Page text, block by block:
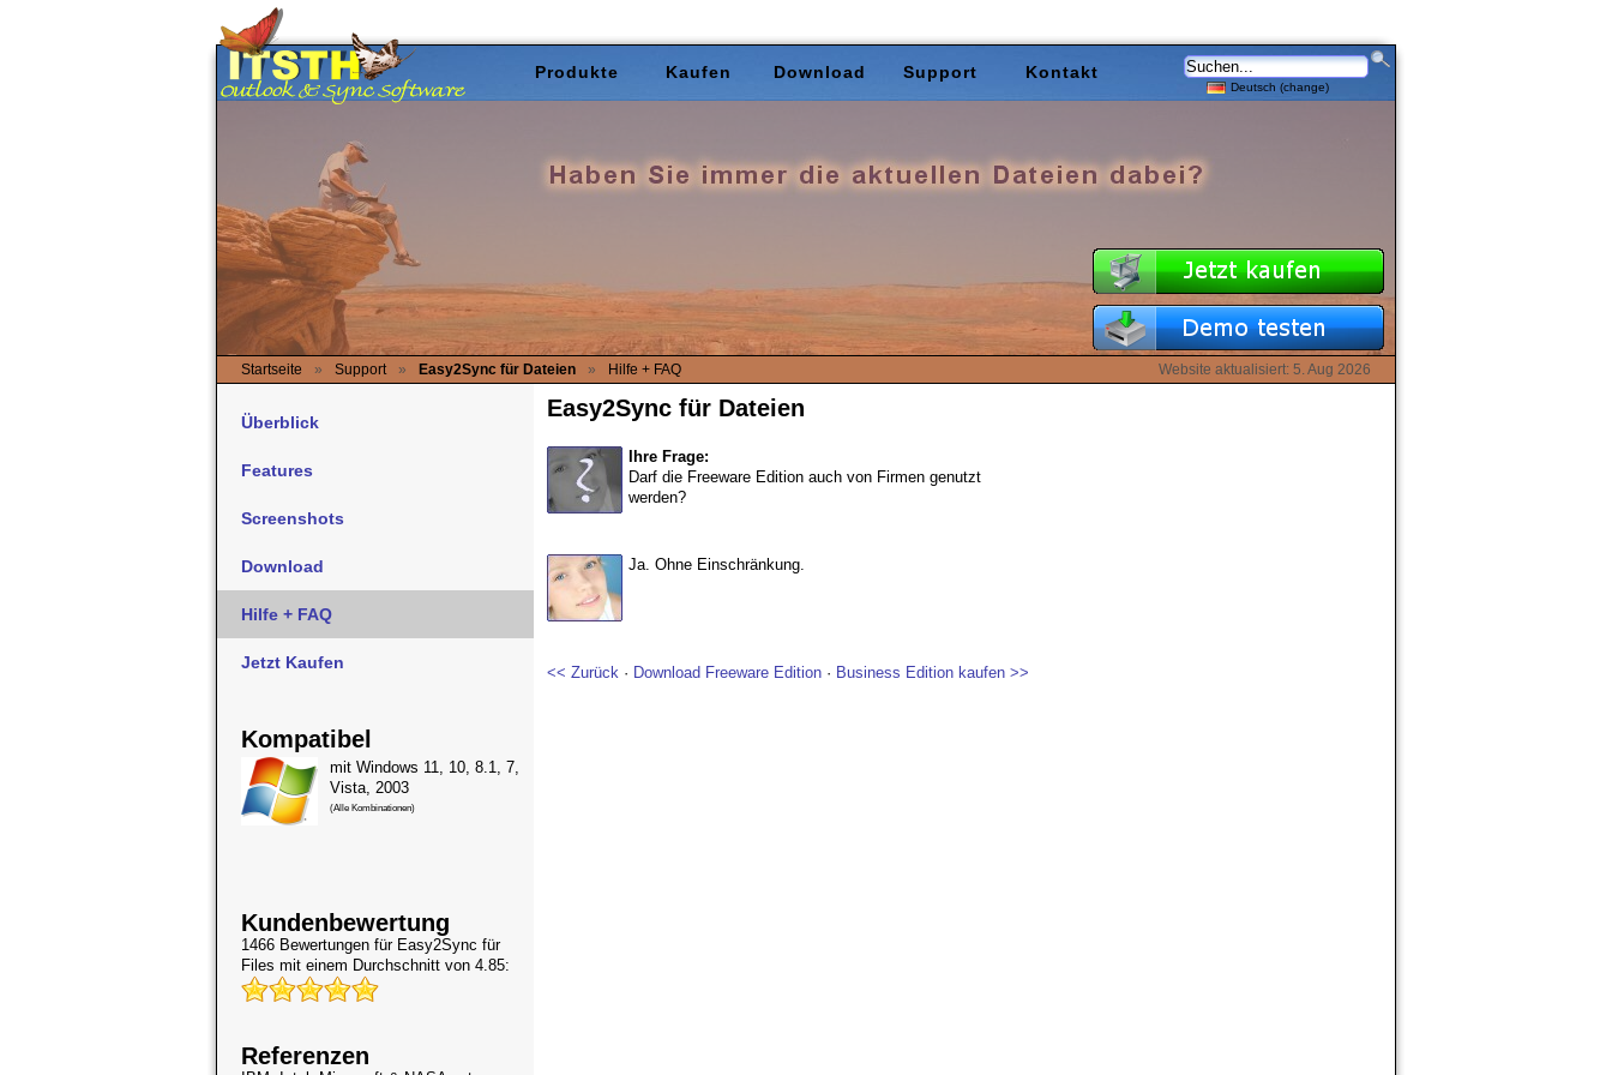
Startseite » Support » Easy2Sync für Dateien » Hilfe + FAQ Website aktualisiert: 5. Aug 2026
Überblick
Features
Screenshots
Download
Hilfe + FAQ
Jetzt Kaufen
Kompatibel
mit Windows 11, 10, 8.1, 7,
Vista, 2003
(Alle Kombinationen)
Kundenbewertung
1466 Bewertungen für Easy2Sync für
Files mit einem Durchschnitt von 4.85:
Referenzen
Easy2Sync für Dateien
Ihre Frage:
Darf die Freeware Edition auch von Firmen genutzt
werden?
Ja. Ohne Einschränkung.
<< Zurück · Download Freeware Edition · Business Edition kaufen >>
Produkte Kaufen Download Support Kontakt
Deutsch (change)